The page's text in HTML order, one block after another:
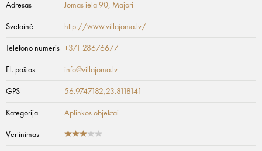
Adresas Jomas iela 90, Majori
Svetainė http://www.villajoma.lv/
Telefono numeris +371 28676677
El. paštas info@villajoma.lv
GPS 56.9747182,23.8118141
Kategorija Aplinkos objektai
Vertinimas